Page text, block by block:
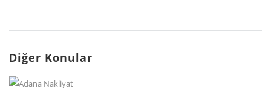
Diğer Konular